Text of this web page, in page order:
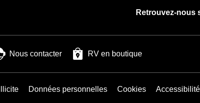
Retrouvez-nous
Nous contacter RV en boutique
Données personnelles Cookies